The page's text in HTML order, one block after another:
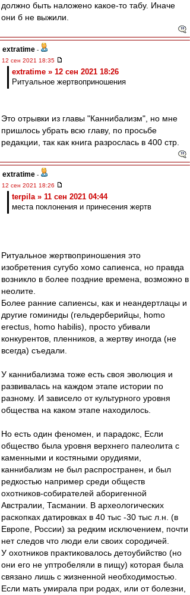
должно быть наложено какое-то табу. Иначе
они б не выжили.
extratime -
12 сен 2021 18:35
extratime » 12 сен 2021 18:26
Ритуальное жертвоприношения
Это отрывки из главы "Каннибализм", но мне
пришлось убрать всю главу, по просьбе
редакции, так как книга разрослась в 400 стр.
extratime -
12 сен 2021 18:26
terpila » 11 сен 2021 04:44
места поклонения и принесения жертв
Ритуальное жертвоприношения это
изобретения сугубо хомо сапиенса, но правда
возникло в более поздние времена, возможно в
неолите.
Более ранние сапиенсы, как и неандертлацы и
другие гоминиды (гельдерберийцы, homo
erectus, homo habilis), просто убивали
конкурентов, пленников, а жертву иногда (не
всегда) съедали.
У каннибализма тоже есть своя эволюция и
развивалась на каждом этапе истории по
разному. И зависело от культурного уровня
общества на каком этапе находилось.
Но есть один феномен, и парадокс, Если
общество была уровня верхнего палеолита с
каменными и костяными орудиями,
каннибализм не был распространен, и был
редкостью например среди обществ
охотников-собирателей аборигенной
Австралии, Тасмании. В археологических
раскопках датировках в 40 тыс -30 тыс л.н. (в
Европе, России) за редким исключением, почти
нет следов что люди ели своих сородичей.
У охотников практиковалось детоубийство (но
они его не уптробеляли в пищу) которая была
связано лишь с жизненной необходимостью.
Если мать умирала при родах, или от болезни,